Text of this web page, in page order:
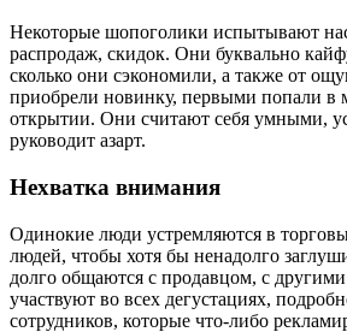
Некоторые шопоголики испытывают
распродаж, скидок. Они буквально
сколько они сэкономили, а также от
приобрели новинку, первыми попали в
открытии. Они считают себя умными,
руководит азарт.
Нехватка внимания
Одинокие люди устремляются в
людей, чтобы хотя бы ненадолго
долго общаются с продавцом, с
участвуют во всех дегустациях,
сотрудников, которые что-либо